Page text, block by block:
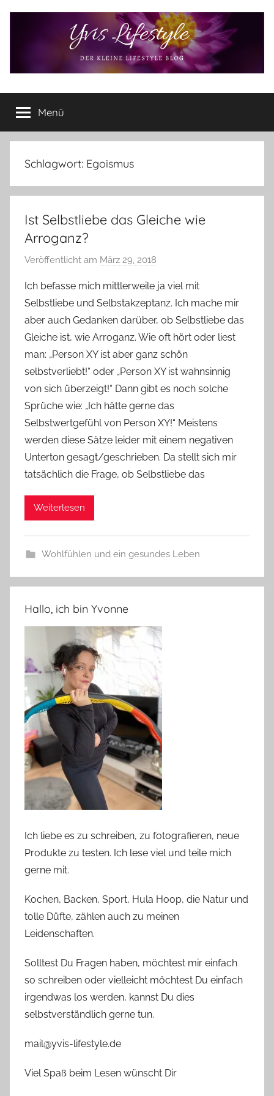
Yvis
Lifestyle
Lifestyle
Blog
–
Lifestyle,
Produkttests
vieles
mehr
Menü
Schlagwort: Egoismus
Ist Selbstliebe das Gleiche wie
Arroganz?
Veröffentlicht am März 29, 2018
n
Y
v
o
n
n
e
Ich befasse mich mittlerweile ja viel mit
Selbstliebe und Selbstakzeptanz. Ich mache mir
aber auch Gedanken darüber, ob Selbstliebe das
Gleiche ist, wie Arroganz. Wie oft hört oder liest
man: „Person XY ist aber ganz schön
selbstverliebt!“ oder „Person XY ist wahnsinnig
von sich überzeigt!“ Dann gibt es noch solche
Sprüche wie: „Ich hätte gerne das
Selbstwertgefühl von Person XY!“ Meistens
werden diese Sätze leider mit einem negativen
Unterton gesagt/geschrieben. Da stellt sich mir
tatsächlich die Frage, ob Selbstliebe das
Weiterlesen
Wohlfühlen und ein gesundes Leben
Hallo, ich bin Yvonne
Ich liebe es zu schreiben, zu fotografieren, neue
Produkte zu testen. Ich lese viel und teile mich
gerne mit.
Kochen, Backen, Sport, Hula Hoop, die Natur und
tolle Düfte, zählen auch zu meinen
Leidenschaften.
Solltest Du Fragen haben, möchtest mir einfach
so schreiben oder vielleicht möchtest Du einfach
irgendwas los werden, kannst Du dies
selbstverständlich gerne tun.
mail@yvis-lifestyle.de
Viel Spaß beim Lesen wünscht Dir